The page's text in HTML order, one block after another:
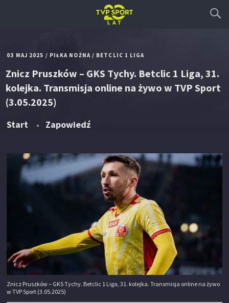
03 MAJ 2025 / PIŁKA NOŻNA/ BETCLIC 1 LIGA
Znicz Pruszków – GKS Tychy. Betclic 1 Liga, 31.
kolejka. Transmisja online na żywo w TVP Sport
(3.05.2025)
Start Zapowiedź
Znicz Pruszków – GKS Tychy. Betclic 1 Liga, 31. kolejka. Transmisja online na żywo
w TVP Sport (3.05.2025)